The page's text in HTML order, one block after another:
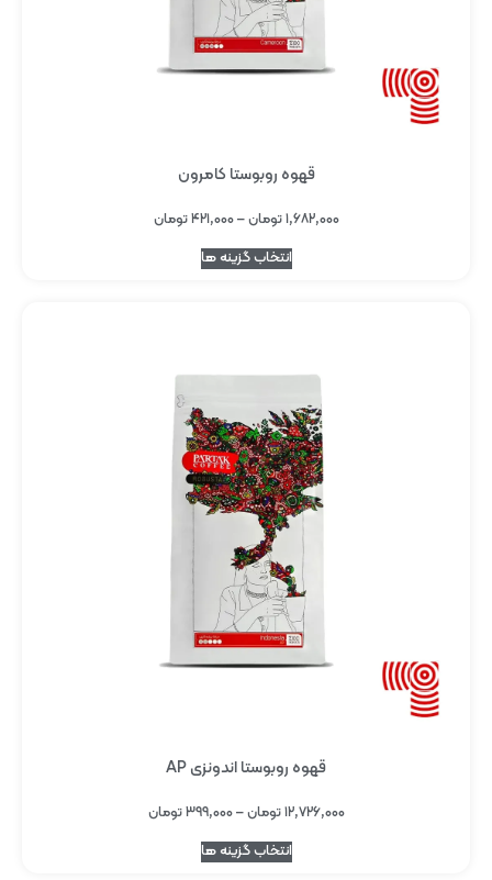
قهوه روبوستا کامرون
۱,۶۸۲,۰۰۰تومان–۴۲۱,۰۰۰تومان
انتخاب گزینه ها
قهوه روبوستا اندونزی AP
۱۲,۷۲۶,۰۰۰تومان–۳۹۹,۰۰۰تومان
انتخاب گزینه ها